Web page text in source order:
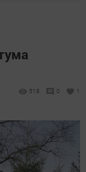
518 0 1